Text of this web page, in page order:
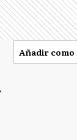
Añadir